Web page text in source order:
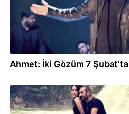
Ahmet: İki Gözüm 7
12.09.2019